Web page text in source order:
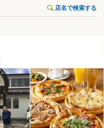
店名で検索する